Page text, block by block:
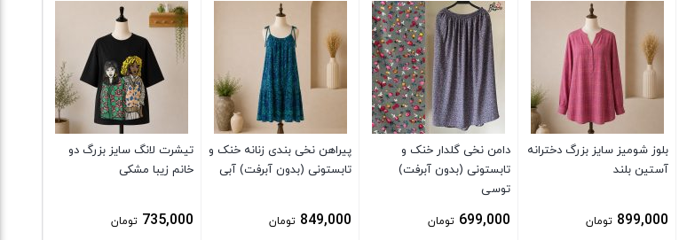
بلوز شومیز سایز بزرگ دخترانه
آستین بلند
899,000 تومان
دامن نخی گلدار خنک و
تابستونی (بدون آبرفت)
توسی
699,000 تومان
پیراهن نخی بندی زنانه خنک و
تابستونی (بدون آبرفت) آبی
849,000 تومان
تیشرت لانگ سایز بزرگ دو
خانم زیبا مشکی
735,000 تومان